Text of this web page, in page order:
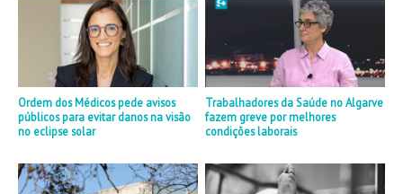
Ordem dos Médicos pede avisos
públicos para evitar danos na visão
no eclipse solar
Trabalhadores da Saúde no Algarve
fazem greve por melhores
condições laborais